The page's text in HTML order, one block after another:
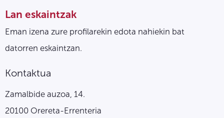
Lan eskaintzak
Eman izena zure profilarekin edota nahiekin bat
datorren eskaintzan.
Kontaktua
Zamalbide auzoa, 14.
20100 Orereta-Errenteria